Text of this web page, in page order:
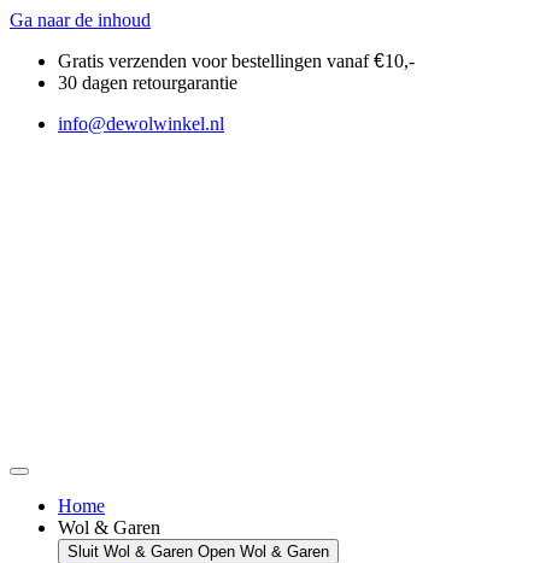
Ga naar de inhoud
Gratis verzenden voor bestellingen vanaf€10,-
30 dagen retourgarantie
info@dewolwinkel.nl
Home
Wol & Garen
Sluit Wol & Garen Open Wol & Garen